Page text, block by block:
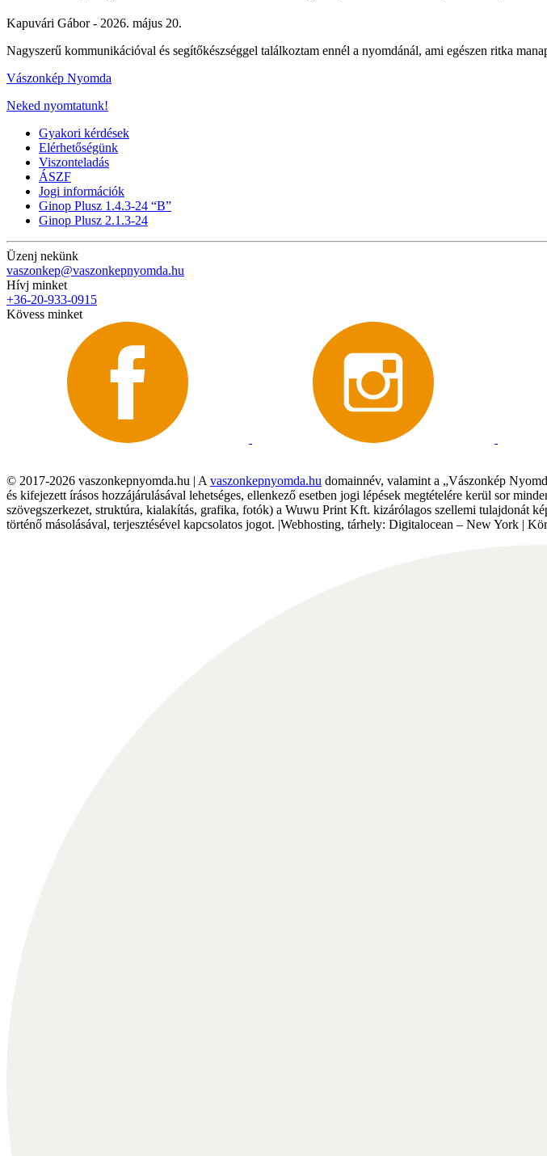
Kapuvári Gábor - 2026. május 20.
Nagyszerű kommunikációval és segítőkészséggel találkoztam ennél a nyomdánál, ami egészen ritka
Vászonkép Nyomda
Neked nyomtatunk!
Gyakori kérdések
Elérhetőségünk
Viszonteladás
ÁSZF
Jogi információk
Ginop Plusz 1.4.3-24 “B”
Ginop Plusz 2.1.3-24
Üzenj nekünk
vaszonkep@vaszonkepnyomda.hu
Hívj minket
+36-20-933-0915
Kövess minket
© 2017-2026 vaszonkepnyomda.hu | A vaszonkepnyomda.hu domainnév, valamint a „Vászonkép
és kifejezett írásos hozzájárulásával lehetséges, ellenkező esetben jogi lépések megtételére kerül sor
szövegszerkezet, struktúra, kialakítás, grafika, fotók) a Wuwu Print Kft. kizárólagos szellemi tulajdonát
történő másolásával, terjesztésével kapcsolatos jogot. |Webhosting, tárhely: Digitalocean – New York |